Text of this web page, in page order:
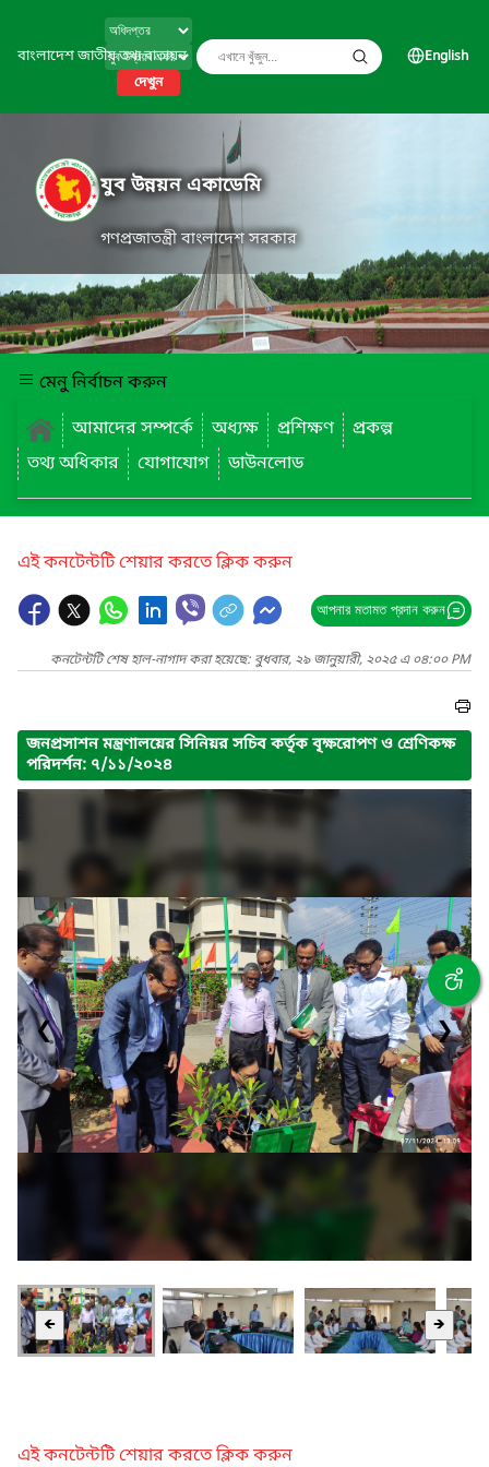
বাংলাদেশ জাতীয় তথ্য বাতায়ন
দেখুন
English
যুব উন্নয়ন একাডেমি
গণপ্রজাতন্ত্রী বাংলাদেশ সরকার
মেনু নির্বাচন করুন
আমাদের সম্পর্কে
অধ্যক্ষ প্রশিক্ষণ
প্রকল্প
তথ্য অধিকার
যোগাযোগ ডাউনলোড
এই কনটেন্টটি শেয়ার করতে ক্লিক করুন
আপনার মতামত প্রদান করুন
কনটেন্টটি শেষ হাল-নাগাদ করা হয়েছে: বুধবার, ২৯ জানুয়ারী, ২০২৫ এ ০৪:০০ PM
জনপ্রসাশন মন্ত্রণালয়ের সিনিয়র সচিব কর্তৃক বৃক্ষরোপণ ও শ্রেণিকক্ষ
পরিদর্শন: ৭/১১/২০২৪
❮ ❯
🡸 🡺
এই কনটেন্টটি শেয়ার করতে ক্লিক করুন